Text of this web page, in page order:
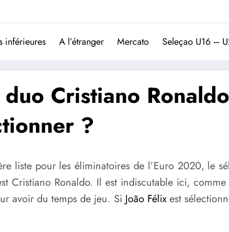
inférieures A l’étranger Mercato Seleçao U16 –
Cristiano
?
liste pour les éliminatoires de l’Euro 2020, le
Cristiano Ronaldo. Il est indiscutable ici,
avoir du temps de jeu. Si João Félixest